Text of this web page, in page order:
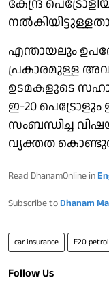
കേന്ദ്ര
എന്തായലും
പ്രകാരമുള്ള
ഉടമകളുടെ
ഇ-20
സംബന്ധിച്ച
വ്യക്തത
Read DhanamOnline in
Subscribe to Dhanam
car insurance E20 petrol
Follow Us